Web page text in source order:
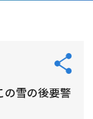
の雪の後要警